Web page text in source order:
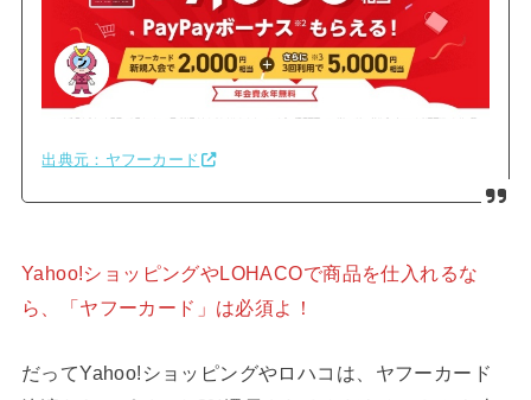
出典元：ヤフーカード
Yahoo!ショッピングやLOHACOで商品を仕入れるな
ら、「ヤフーカード」は必須よ！
だってYahoo!ショッピングやロハコは、ヤフーカード